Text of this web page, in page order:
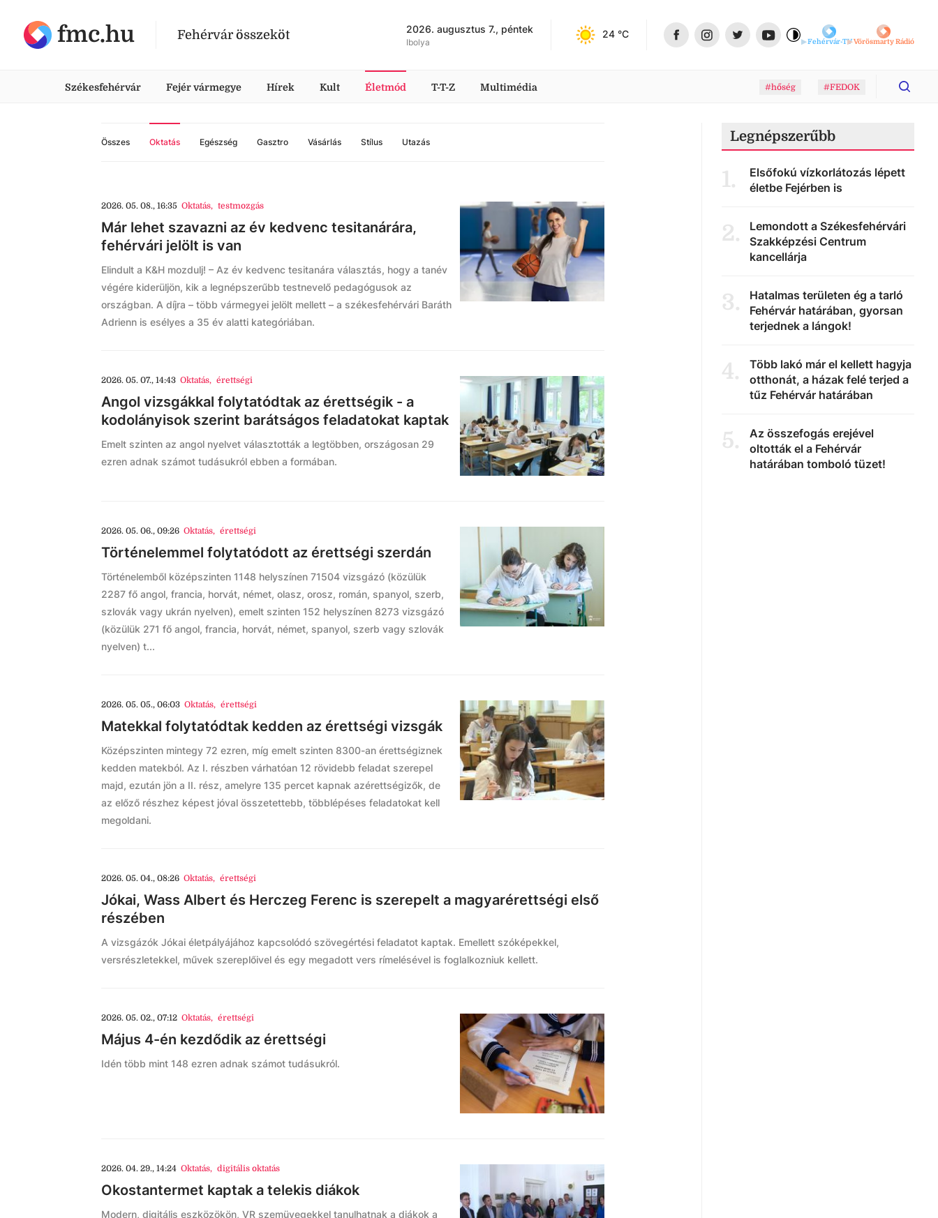
fmc.hu Fehérvár összeköt 2026. augusztus 7., péntek
Ibolya
24 °C
Fehérvár-TVVörösmarty Rádió
Székesfehérvár Fejér vármegye Hírek Kult Életmód T-T-Z Multimédia #hőség #FEDOK
Összes Oktatás Egészség Gasztro Vásárlás Stílus Utazás
2026. 05. 08., 16:35 Oktatás, testmozgás
Már lehet szavazni az év kedvenc tesitanárára,
fehérvári jelölt is van
Elindult a K&H mozdulj! – Az év kedvenc tesitanára választás, hogy a tanév
végére kiderüljön, kik a legnépszerűbb testnevelő pedagógusok az
országban. A díjra – több vármegyei jelölt mellett – a székesfehérvári Baráth
Adrienn is esélyes a 35 év alatti kategóriában.
2026. 05. 07., 14:43 Oktatás, érettségi
Angol vizsgákkal folytatódtak az érettségik - a
kodolányisok szerint barátságos feladatokat kaptak
Emelt szinten az angol nyelvet választották a legtöbben, országosan 29
ezren adnak számot tudásukról ebben a formában.
2026. 05. 06., 09:26 Oktatás, érettségi
Történelemmel folytatódott az érettségi szerdán
Történelemből középszinten 1148 helyszínen 71504 vizsgázó (közülük
2287 fő angol, francia, horvát, német, olasz, orosz, román, spanyol, szerb,
szlovák vagy ukrán nyelven), emelt szinten 152 helyszínen 8273 vizsgázó
(közülük 271 fő angol, francia, horvát, német, spanyol, szerb vagy szlovák
nyelven) t...
2026. 05. 05., 06:03 Oktatás, érettségi
Matekkal folytatódtak kedden az érettségi vizsgák
Középszinten mintegy 72 ezren, míg emelt szinten 8300-an érettségiznek
kedden matekból. Az I. részben várhatóan 12 rövidebb feladat szerepel
majd, ezután jön a II. rész, amelyre 135 percet kapnak azérettségizők, de
az előző részhez képest jóval összetettebb, többlépéses feladatokat kell
megoldani.
2026. 05. 04., 08:26 Oktatás, érettségi
Jókai, Wass Albert és Herczeg Ferenc is szerepelt a magyarérettségi első
részében
A vizsgázók Jókai életpályájához kapcsolódó szövegértési feladatot kaptak. Emellett szóképekkel,
versrészletekkel, művek szereplőivel és egy megadott vers rímelésével is foglalkozniuk kellett.
2026. 05. 02., 07:12 Oktatás, érettségi
Május 4-én kezdődik az érettségi
Idén több mint 148 ezren adnak számot tudásukról.
2026. 04. 29., 14:24 Oktatás, digitális oktatás
Okostantermet kaptak a telekis diákok
Modern, digitális eszközökön, VR szemüvegekkel tanulhatnak a diákok a
Legnépszerűbb
1.
Elsőfokú vízkorlátozás lépett
életbe Fejérben is
2.
Lemondott a Székesfehérvári
Szakképzési Centrum
kancellárja
3.
Hatalmas területen ég a tarló
Fehérvár határában, gyorsan
terjednek a lángok!
4.
Több lakó már el kellett hagyja
otthonát, a házak felé terjed a
tűz Fehérvár határában
5.
Az összefogás erejével
oltották el a Fehérvár
határában tomboló tüzet!